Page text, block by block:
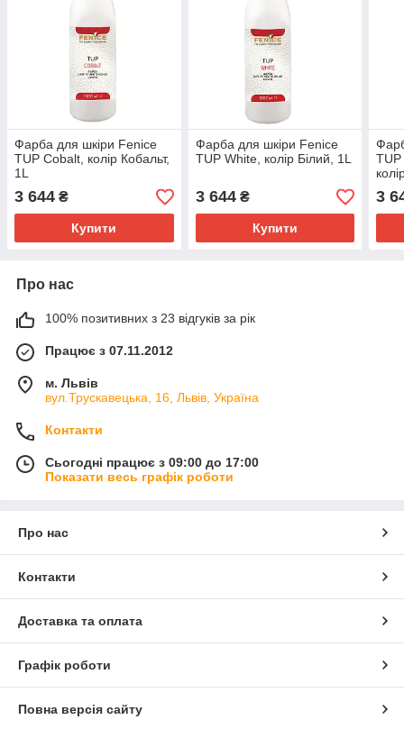
Фарба для шкіри Fenice
TUP Cobalt, колір Кобальт,
1L
3 644 ₴
Купити
Фарба для шкіри Fenice
TUP White, колір Білий, 1L
3 644₴
Купити
3
Про нас
100% позитивних з 23 відгуків за рік
Працює з 07.11.2012
м. Львів
вул.Трускавецька, 16, Львів, Україна
Контакти
Сьогодні працює з 09:00 до 17:00
Показати весь графік роботи
Про нас
Контакти
Доставка та оплата
Графік роботи
Повна версія сайту